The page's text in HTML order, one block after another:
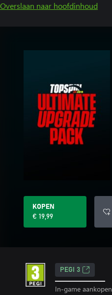
Overslaan naar hoofdinhoud
KOPEN
€ 19,99
PEGI 3
In-game aankopen